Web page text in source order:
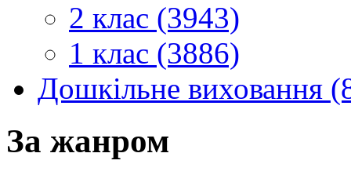
2 клас (3943)
1 клас (3886)
Дошкільне виховання
За жанром